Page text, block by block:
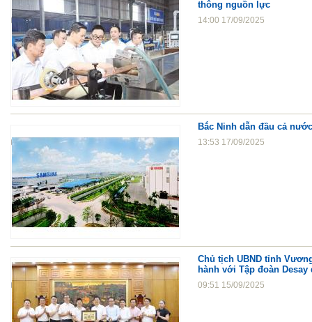
thông nguồn lực
14:00 17/09/2025
Bắc Ninh dẫn đầu cả
13:53 17/09/2025
Chủ tịch UBND tỉnh
hành với Tập đoàn
09:51 15/09/2025